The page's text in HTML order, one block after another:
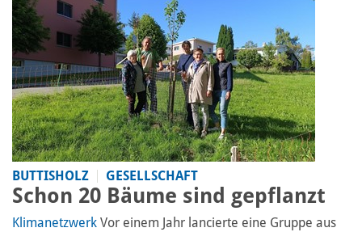
BUTTISHOLZ GESELLSCHAFT
Schon 20 Bäume sind gepflanzt
Klimanetzwerk Vor einem Jahr lancierte eine Gruppe aus